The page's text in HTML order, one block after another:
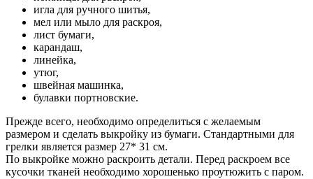
игла для ручного шитья,
мел или мыло для раскроя,
лист бумаги,
карандаш,
линейка,
утюг,
швейная машинка,
булавки портновские.
Прежде всего, необходимо определиться с желаемым
размером и сделать выкройку из бумаги. Стандартными для
грелки является размер 27* 31 см.
По выкройке можно раскроить детали. Перед раскроем все
кусочки тканей необходимо хорошенько проутюжить с паром.